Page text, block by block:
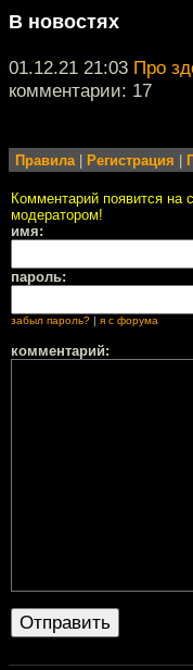
В новостях
01.12.21 21:03 Про
комментарии: 17
Правила| Регистрация
Комментарий появится на
модератором!
имя:
пароль:
забыл пароль? я с форума
комментарий: